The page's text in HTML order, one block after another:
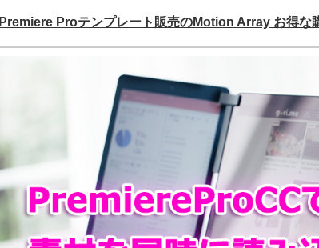
Premiere Proテンプレート販売のMotion Array お得な